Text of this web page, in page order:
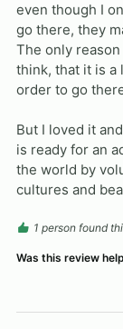
even though I
go there, they
The only
think, that it is a
order to go
But I loved it
is ready for an
the world by
cultures and
1 person found
Was this review